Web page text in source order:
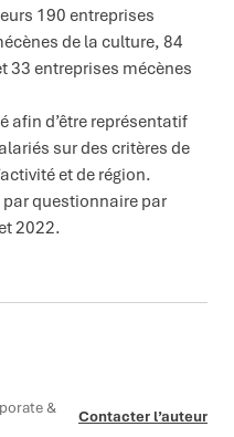
190 entreprises
de la culture, 84
33 entreprises mécènes
afin d’être représentatif
sur des critères de
et de région.
questionnaire par
2022.
&
Contacter l’auteur